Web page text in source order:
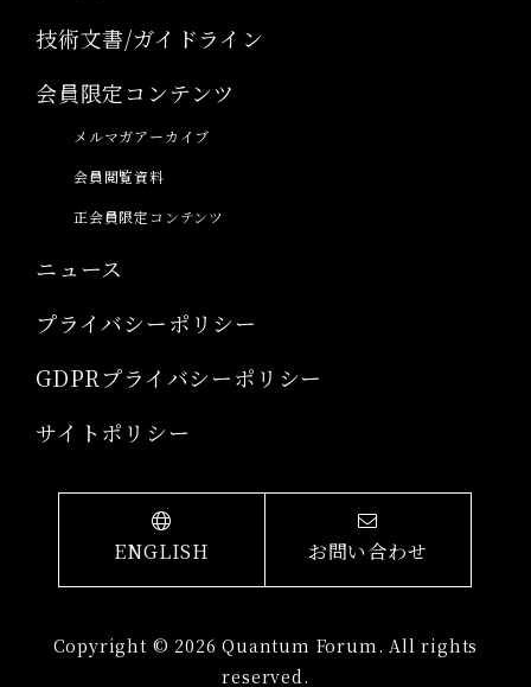
技術文書/ガイドライン
会員限定コンテンツ
メルマガアーカイブ
会員閲覧資料
正会員限定コンテンツ
ニュース
プライバシーポリシー
GDPRプライバシーポリシー
サイトポリシー
ENGLISH お問い合わせ
Copyright © 2026 Quantum Forum. All rights
reserved.